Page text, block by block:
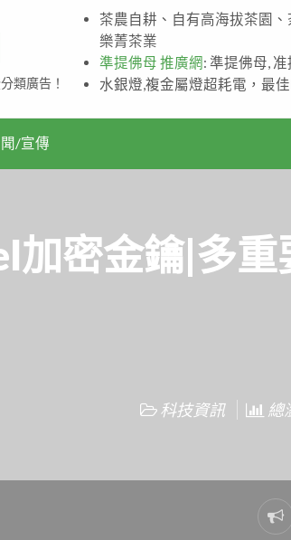
類廣告！
茶農自耕、自有高海拔茶園
樂菁茶業
準提佛母 推廣網: 準提佛母,
水銀燈,複金屬燈超耗電，最
/宣傳
加密金鑰|多
科技資訊 總